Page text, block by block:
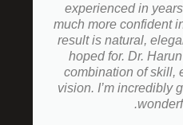
experienced in
much more confident
result is natural,
hoped for. Dr.
combination of skill,
vision. I’m incredibly